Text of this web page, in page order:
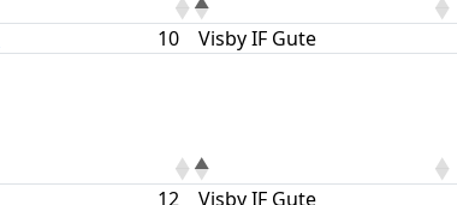
10 Visby IF Gute
12 Visby IF Gute